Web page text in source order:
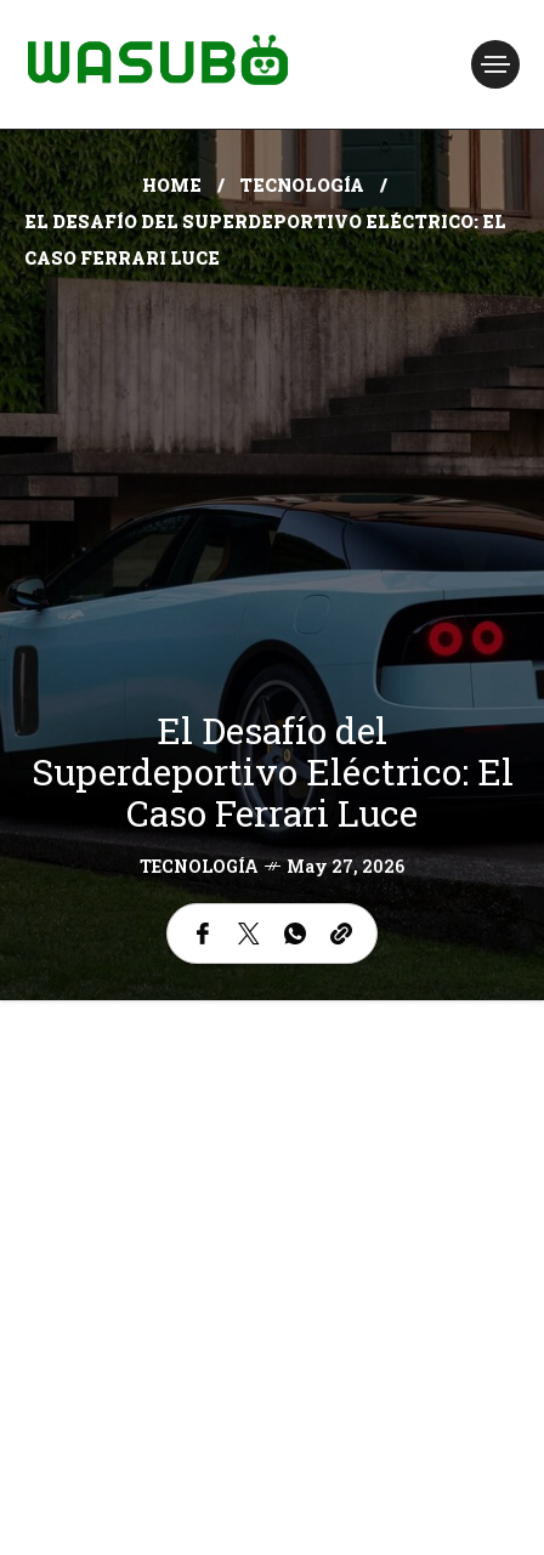
HOME
TECNOLOGÍA
EL DESAFÍO DEL SUPERDEPORTIVO ELÉCTRICO: EL
CASO FERRARI LUCE
El Desafío del
Superdeportivo Eléctrico: El
Caso Ferrari Luce
TECNOLOGÍA May 27, 2026